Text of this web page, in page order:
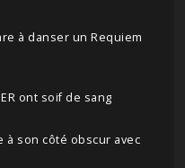
à danser un Requiem
ont soif de sang
à son côté obscur avec